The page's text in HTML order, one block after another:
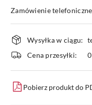
Zamówienie
Dostępność
i
dostawa
Wysyłka w ciągu:
Cena przesyłki:
0
Pobierz produkt do